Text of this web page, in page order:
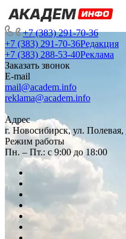
+7 (383) 291-70-36
+7 (383) 291-70-36Редакция
+7 (383) 288-53-40Реклама
Заказать звонок
E-mail
mail@academ.info
reklama@academ.info
Адрес
г. Новосибирск, ул. Полевая,
Режим работы
Пн. – Пт.: с 9:00 до 18:00